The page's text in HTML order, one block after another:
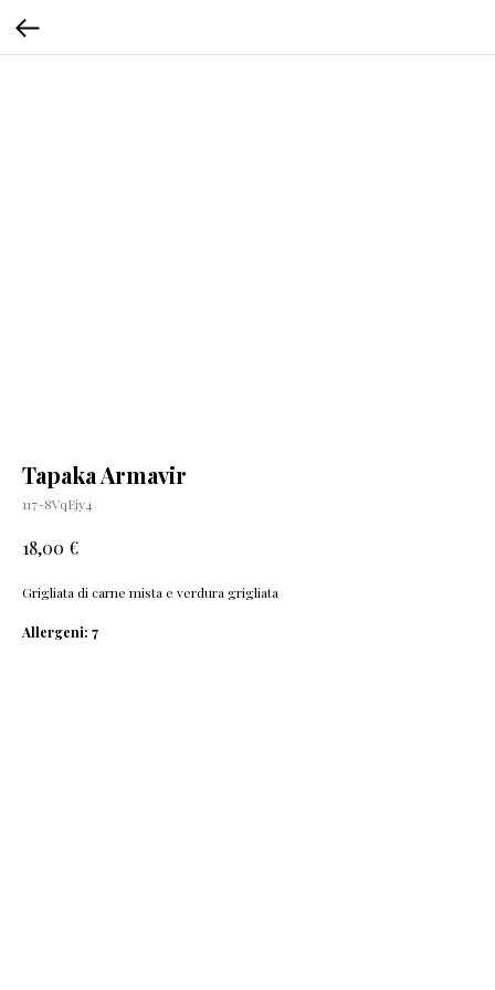
Tapaka Armavir
117-8VqEjy4
18,00 €
Grigliata di carne mista e verdura grigliata
Allergeni: 7